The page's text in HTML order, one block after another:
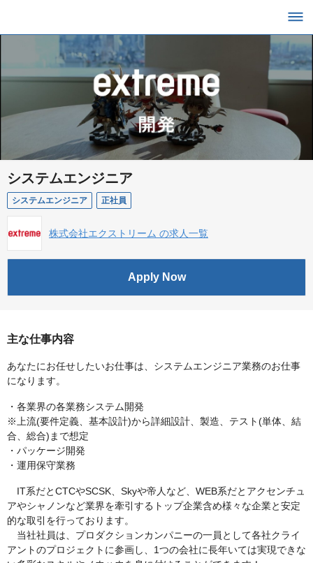
システムエンジニア
システムエンジニア 正社員
株式会社エクストリーム の求人一覧
Apply Now
主な仕事内容
あなたにお任せしたいお仕事は、システムエンジニア業務のお仕事
になります。
・各業界の各業務システム開発
※上流(要件定義、基本設計)から詳細設計、製造、テスト(単体、結
合、総合)まで想定
・パッケージ開発
・運用保守業務
IT系だとCTCやSCSK、Skyや帝人など、WEB系だとアクセンチュ
アやシャノンなど業界を牽引するトップ企業含め様々な企業と安定
的な取引を行っております。
当社社員は、プロダクションカンパニーの一員として各社クライ
アントのプロジェクトに参画し、1つの会社に長年いては実現できな